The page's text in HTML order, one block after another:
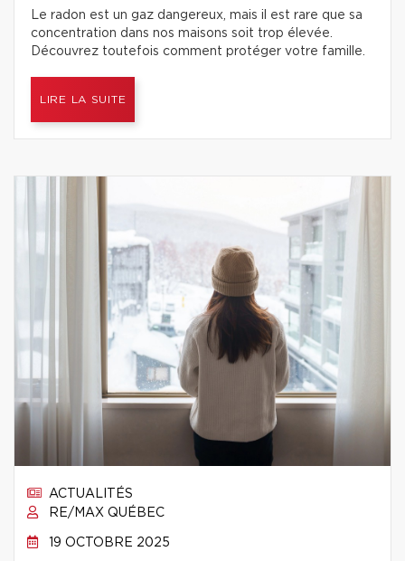
Le radon est un gaz dangereux, mais il est rare que sa
concentration dans nos maisons soit trop élevée.
Découvrez toutefois comment protéger votre famille.
LIRE LA SUITE
ACTUALITÉS
RE/MAX QUÉBEC
19 OCTOBRE 2025